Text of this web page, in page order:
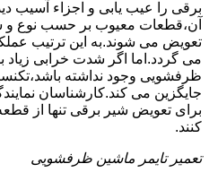
برقی را عیب یابی و اجزاء آسیب
آن،قطعات معیوب بر حسب نوع و
تعویض می شوند.به این ترتیب
می گردد.اما اگر شدت خرابی زیاد
ظرفشویی وجود نداشته
جایگزین می کند.کارشناسان
برای تعویض شیر برقی تنها از
کنند.
تعمیر تایمر ماشین ظرفشویی